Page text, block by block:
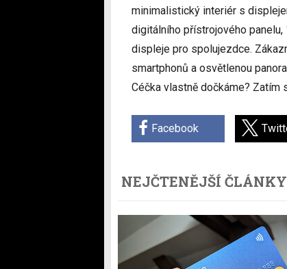
minimalistický interiér s
digitálního přístrojového
displeje pro spolujezdce.
smartphonů a osvětlenou
Céčka vlastně dočkáme? Zatím
Facebook
NEJČTENĚJŠÍ ČLÁNKY